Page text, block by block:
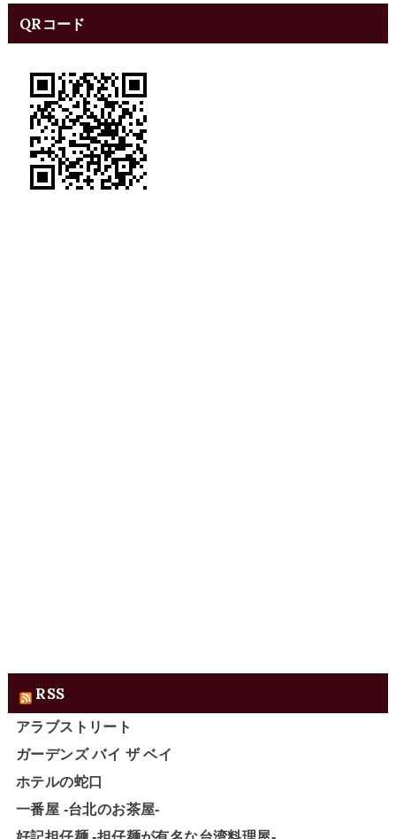
QRコード
RSS
アラブストリート
ガーデンズ バイ ザ ベイ
ホテルの蛇口
一番屋 -台北のお茶屋-